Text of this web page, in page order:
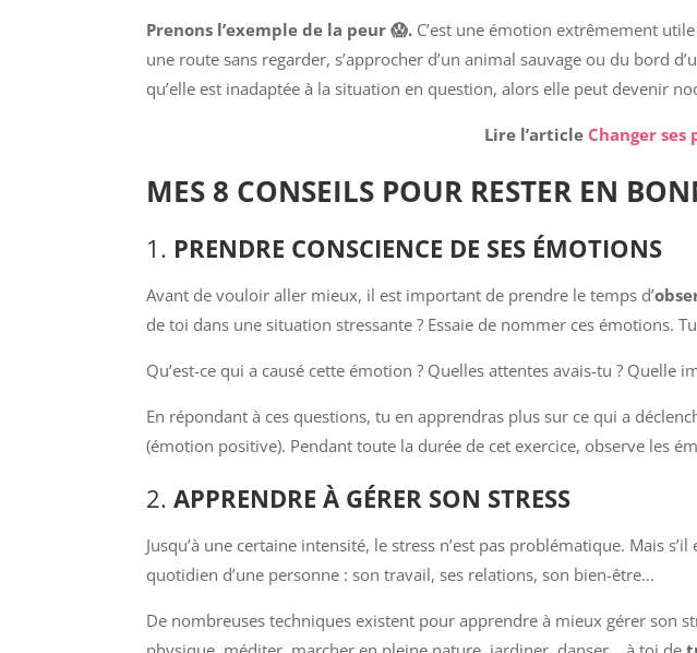
Prenons l’exemple de la peur 😱. C’est une émotion extrêmement
une route sans regarder, s’approcher d’un animal sauvage ou du bord
qu’elle est inadaptée à la situation en question, alors elle peut devenir
Lire l’article Changer
MES 8 CONSEILS POUR RESTER EN
1. PRENDRE CONSCIENCE DE SES ÉMOTIONS
Avant de vouloir aller mieux, il est important de prendre le temps d’
de toi dans une situation stressante ? Essaie de nommer ces émotions.
Qu’est-ce qui a causé cette émotion ? Quelles attentes avais-tu ? Quelle
En répondant à ces questions, tu en apprendras plus sur ce qui a
(émotion positive). Pendant toute la durée de cet exercice, observe les
2.APPRENDRE À GÉRER SON STRESS
Jusqu’à une certaine intensité, le stress n’est pas problématique. Mais
quotidien d’une personne : son travail, ses relations, son bien-être…
De nombreuses techniques existent pour apprendre à mieux gérer son